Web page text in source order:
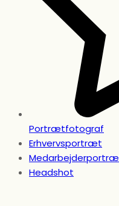
Portrætfotograf
Erhvervsportræt
Headshot